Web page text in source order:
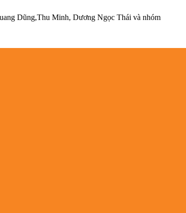
Dũng,Thu Minh, Dương Ngọc Thái và nhóm